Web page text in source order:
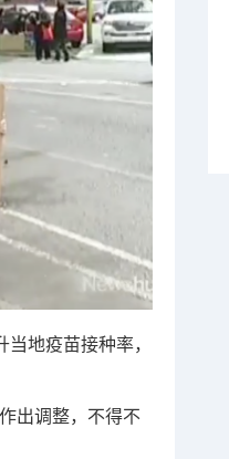
地疫苗接种率，
出调整，不得不